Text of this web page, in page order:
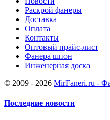
Раскрой фанеры
Доставка
Оплата
Контакты
Оптовый прайс-лист
Фанера шпон
Инженерная доска
© 2009 - 2026 MirFaneri.ru -
Последние новости